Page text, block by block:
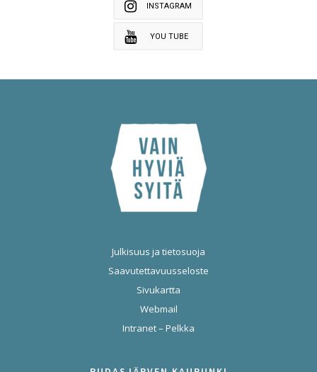
INSTAGRAM
YOU TUBE
Julkisuus ja tietosuoja
Saavutettavuusseloste
Sivukartta
Webmail
Intranet – Pelkka